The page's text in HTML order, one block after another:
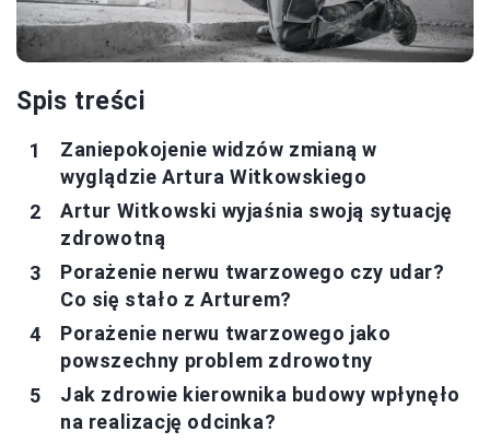
Spis treści
Zaniepokojenie widzów zmianą w
wyglądzie Artura Witkowskiego
Artur Witkowski wyjaśnia swoją sytuację
zdrowotną
Porażenie nerwu twarzowego czy udar?
Co się stało z Arturem?
Porażenie nerwu twarzowego jako
powszechny problem zdrowotny
Jak zdrowie kierownika budowy wpłynęło
na realizację odcinka?